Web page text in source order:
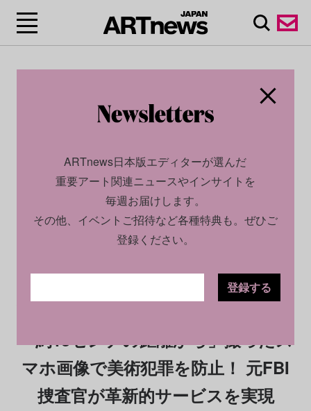
2025.02.28
「約13センチの距離から」撮ったス
マホ画像で美術犯罪を防止！ 元FBI
捜査官が革新的サービスを実現
ARTnews日本版エディターが選んだ
重要アート関連ニュースやインサイトを
毎週お届けします。
その他、イベントご招待など各種特典も。ぜひご
登録ください。
登録する